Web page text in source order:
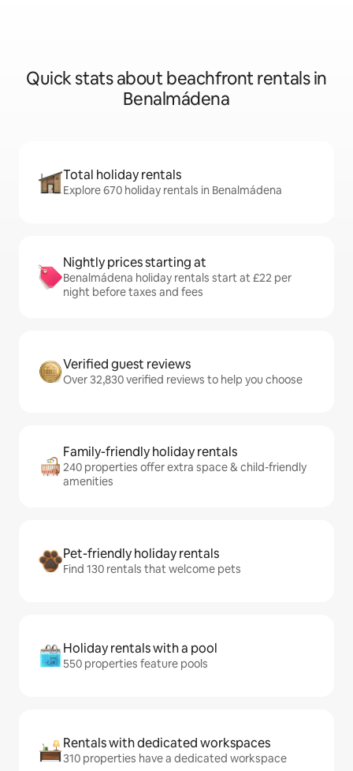
Quick stats about beachfront rentals in
Benalmádena
Total holiday rentals
Explore 670 holiday rentals in Benalmádena
Nightly prices starting at
Benalmádena holiday rentals start at £22 per
night before taxes and fees
Verified guest reviews
Over 32,830 verified reviews to help you choose
Family-friendly holiday rentals
240 properties offer extra space & child-friendly
amenities
Pet-friendly holiday rentals
Find 130 rentals that welcome pets
Holiday rentals with a pool
550 properties feature pools
Rentals with dedicated workspaces
310 properties have a dedicated workspace